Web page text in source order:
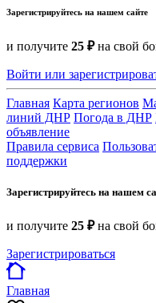
Зарегистрируйтесь на нашем сайте
и получите 25 ₽на свой
Войти или
Главная Карта регионов
линий ДНР Погода в ДНР
объявление
Правила сервиса
поддержки
Зарегистрируйтесь на нашем
и получите 25 ₽на свой
Зарегистрироваться
Главная